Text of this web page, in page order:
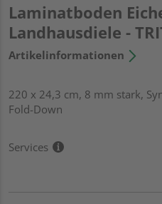
Laminatboden
Landhausdiele -
Artikelinformationen
220 x 24,3 cm, 8 mm stark,
Fold-Down
Services